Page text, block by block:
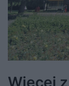
Więcej